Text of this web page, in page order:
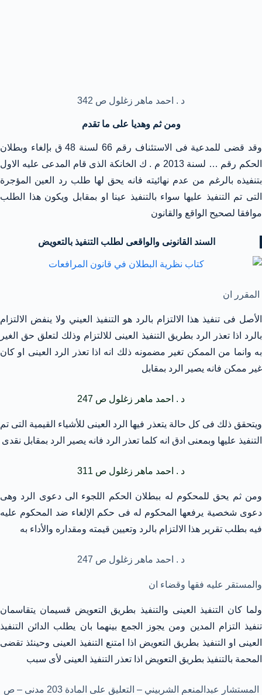
د . احمد ماهر زغلول ص 342
ومن ثم وهديا على ما تقدم
وقد قضى للمدعية فى الاستئناف رقم 66 لسنة 48 ق بإلغاء وبطلان
الحكم رقم … لسنة 2013 م . ك الخانكة الذى قام المدعى عليه الاول
بتنفيذه بالرغم من عدم نهائيته فانه يحق لها طلب رد العين المؤجرة
التى تم التنفيذ عليها سواء بالتنفيذ عينا او بمقابل ويكون هذا الطلب
موافقا لصحيح الواقع والقانون
السند القانونى والواقعى لطلب التنفيذ بالتعويض
المقرر ان
الأصل فى تنفيذ هذا الالتزام بالرد هو التنفيذ العيني ولا ينفض الالتزام
بالرد اذا تعذر الرد بطريق التنفيذ العينى للالتزام وذلك لتعلق حق الغير
به وانما من الممكن تغير مضمونه ذلك انه اذا تعذر الرد العينى او كان
غير ممكن فانه يصير الرد بمقابل
د . احمد ماهر زغلول ص 247
ويتحقق ذلك فى كل حالة يتعذر فيها الرد العينى للأشياء القيمية التى تم
التنفيذ عليها وبمعنى ادق انه كلما تعذر الرد فانه يصير الرد بمقابل نقدى
د . احمد ماهر زغلول ص 311
ومن ثم يحق للمحكوم له ببطلان الحكم اللجوء الى دعوى الرد وهى
دعوى شخصية يرفعها المحكوم له فى حكم الإلغاء ضد المحكوم عليه
فيه بطلب تقرير هذا الالتزام بالرد وتعيين قيمته ومقداره والأداء به
د . احمد ماهر زغلول ص 247
والمستقر عليه فقها وقضاء ان
ولما كان التنفيذ العينى والتنفيذ بطريق التعويض قسيمان يتقاسمان
تنفيذ التزام المدين ومن يجوز الجمع بينهما بان يطلب الدائن التنفيذ
العينى او التنفيذ بطريق التعويض اذا امتنع التنفيذ العينى وحينئذ تقضى
المحمة بالتنفيذ بطريق التعويض اذا تعذر التنفيذ العينى لأى سبب
المستشار عبدالمنعم الشربيني – التعليق على المادة 203 مدنى – ص